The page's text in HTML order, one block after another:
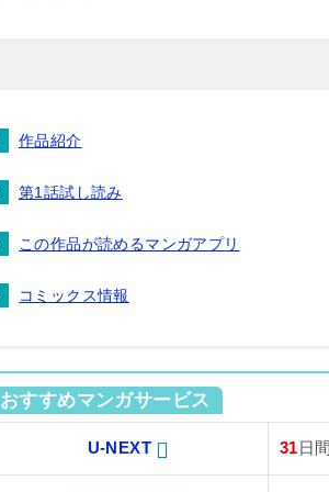
作品紹介
第1話試し読み
この作品が読めるマンガアプリ
コミックス情報
おすすめマンガサービス
U-NEXT 31日